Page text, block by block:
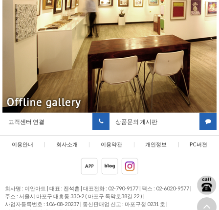
고객센터 연결 상품문의 게시판
이용안내 회사소개 이용약관 개인정보 PC버젼
회사명 : 이안아트 대표 : 진석훈 대표전화 : 02-790-9177 팩스 : 02-6020-9577
주소 : 서울시 마포구 대흥동 330-2 ( 마포구 독막로38길 22 )
사업자등록번호 : 106-08-20237
통신판매업 신고 : 마포구청 0231 호